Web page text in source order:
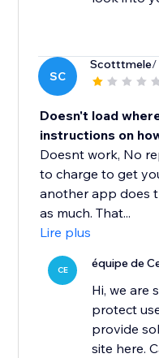
SC
Scotttmele/
Doesn't load
instructions on
Doesnt work, No
to charge to get
another app does
as much. That...
Lire plus
CE équipe de
Hi, we are
protect
provide
site here.